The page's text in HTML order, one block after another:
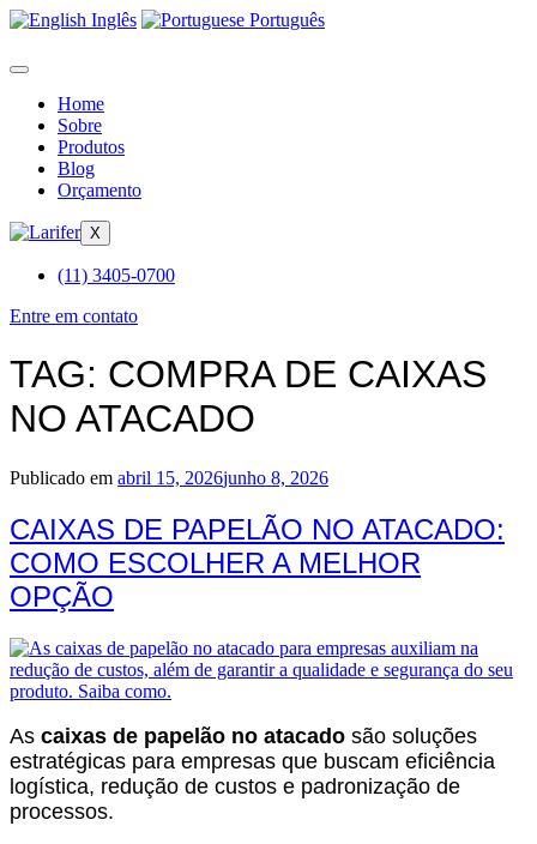
Inglês Português
Home
Sobre
Produtos
Blog
Orçamento
X
(11) 3405-0700
Entre em contato
TAG: COMPRA DE CAIXAS
NO ATACADO
Publicado em abril 15, 2026junho 8, 2026
CAIXAS DE PAPELÃO NO ATACADO:
COMO ESCOLHER A MELHOR
OPÇÃO
As caixas de papelão no atacado são soluções
estratégicas para empresas que buscam eficiência
logística, redução de custos e padronização de
processos.